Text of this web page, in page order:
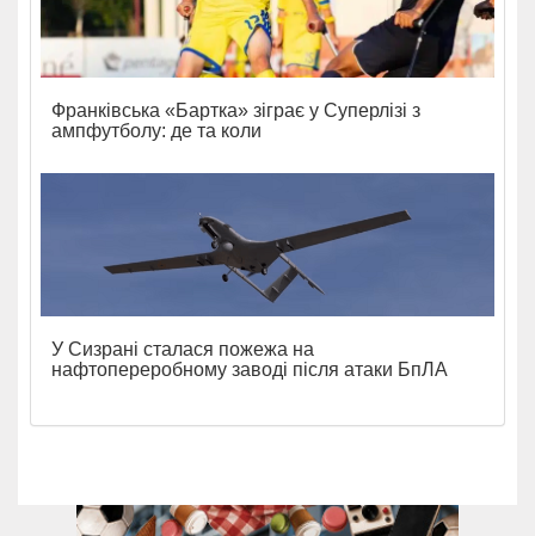
Франківська «Бартка» зіграє у Суперлізі з
ампфутболу: де та коли
У Сизрані сталася пожежа на
нафтопереробному заводі після атаки БпЛА